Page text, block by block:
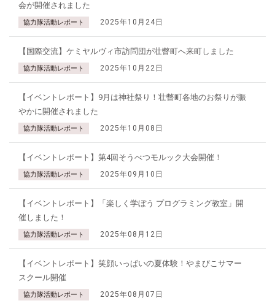
会が開催されました
協力隊活動レポート 2025年10月24日
【国際交流】ケミヤルヴィ市訪問団が壮瞥町へ来町しました
協力隊活動レポート 2025年10月22日
【イベントレポート】9月は神社祭り！壮瞥町各地のお祭りが賑
やかに開催されました
協力隊活動レポート 2025年10月08日
【イベントレポート】第4回そうべつモルック大会開催！
協力隊活動レポート 2025年09月10日
【イベントレポート】「楽しく学ぼう プログラミング教室」開
催しました！
協力隊活動レポート 2025年08月12日
【イベントレポート】笑顔いっぱいの夏体験！やまびこサマー
スクール開催
協力隊活動レポート 2025年08月07日